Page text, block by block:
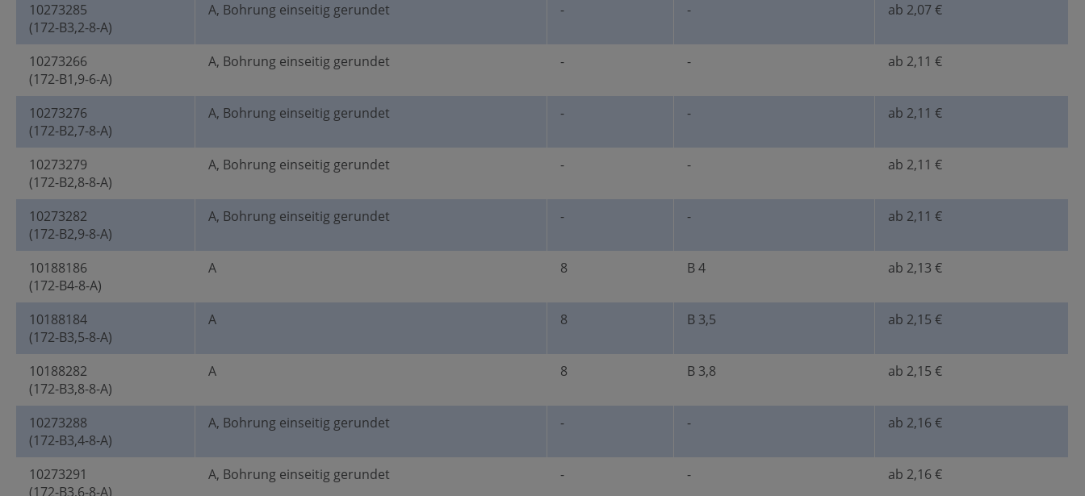
10273285
(172-B3,2-8-A)
A, Bohrung einseitig gerundet - - ab 2,07 €
10273266
(172-B1,9-6-A)
A, Bohrung einseitig gerundet - - ab 2,11 €
10273276
(172-B2,7-8-A)
A, Bohrung einseitig gerundet - - ab 2,11 €
10273279
(172-B2,8-8-A)
A, Bohrung einseitig gerundet - - ab 2,11 €
10273282
(172-B2,9-8-A)
A, Bohrung einseitig gerundet - - ab 2,11 €
10188186
(172-B4-8-A)
A 8 B 4 ab 2,13 €
10188184
(172-B3,5-8-A)
A 8 B 3,5 ab 2,15 €
10188282
(172-B3,8-8-A)
A 8 B 3,8 ab 2,15 €
10273288
(172-B3,4-8-A)
A, Bohrung einseitig gerundet - - ab 2,16 €
10273291
(172-B3,6-8-A)
A, Bohrung einseitig gerundet - - ab 2,16 €